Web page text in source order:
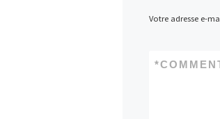
Votre adresse e-
*